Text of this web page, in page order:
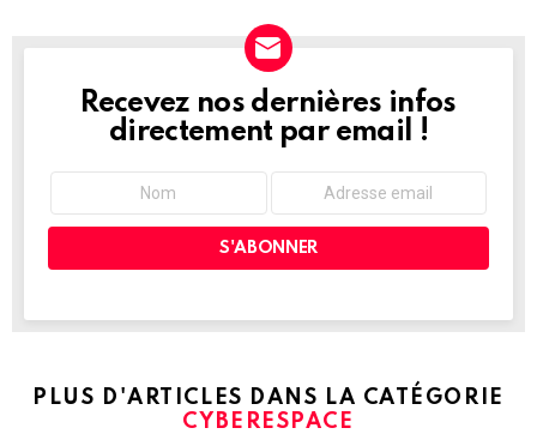
NEWSLETTER
Recevez nos dernières infos
directement par email !
PLUS D'ARTICLES DANS LA CATÉGORIE
CYBERESPACE